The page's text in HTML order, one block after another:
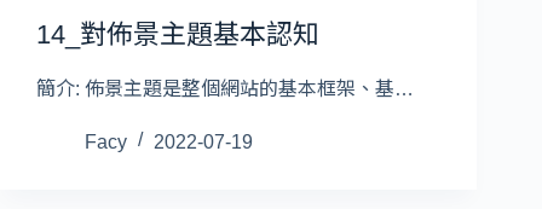
14_對佈景主題基本認知
簡介: 佈景主題是整個網站的基本框架、基…
Facy 2022-07-19